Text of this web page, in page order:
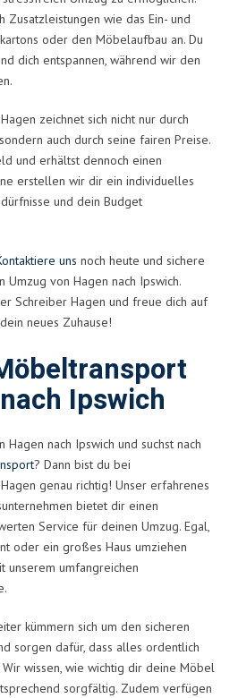
Zusatzleistungen wie das Ein- und
oder den Möbelaufbau an. Du
dich entspannen, während wir den
zeichnet sich nicht nur durch
auch durch seine fairen Preise.
und erhältst dennoch einen
erstellen wir dir ein individuelles
und dein Budget
uns noch heute und sichere
von Hagen nach Ipswich.
Schreiber Hagen und freue dich auf
neues Zuhause!
Ipswich
nach Ipswich und suchst nach
? Dann bist du bei
genau richtig! Unser erfahrenes
bietet dir einen
Service für deinen Umzug. Egal,
oder ein großes Haus umziehen
unserem umfangreichen
kümmern sich um den sicheren
sorgen dafür, dass alles ordentlich
wissen, wie wichtig dir deine Möbel
sorgfältig. Zudem verfügen